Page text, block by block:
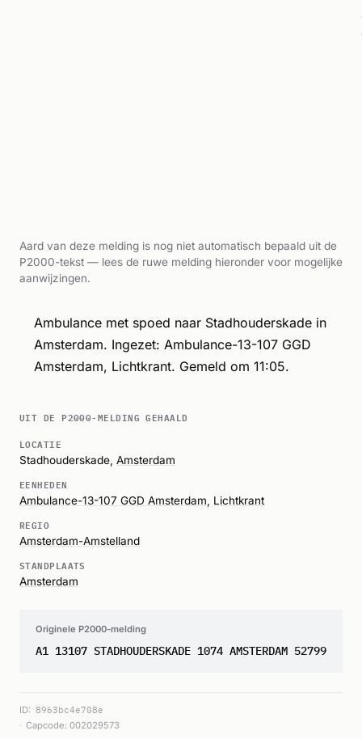
Aard van deze melding is nog niet automatisch bepaald uit de
P2000-tekst — lees de ruwe melding hieronder voor mogelijke
aanwijzingen.
Ambulance met spoed naar Stadhouderskade in
Amsterdam. Ingezet: Ambulance-13-107 GGD
Amsterdam, Lichtkrant. Gemeld om 11:05.
UIT DE P2000-MELDING GEHAALD
LOCATIE
Stadhouderskade, Amsterdam
EENHEDEN
Ambulance-13-107 GGD Amsterdam Lichtkrant
REGIO
Amsterdam-Amstelland
STANDPLAATS
Amsterdam
Originele P2000-melding
A1 13107 STADHOUDERSKADE 1074 AMSTERDAM 52799
ID: 8963bc4e708e
Capcode: 002029573